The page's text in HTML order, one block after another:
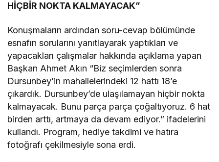
HİÇBİR NOKTA KALMAYACAK”
Konuşmaların ardından soru-cevap bölümünde
esnafın sorularını yanıtlayarak yaptıkları ve
yapacakları çalışmalar hakkında açıklama yapan
Başkan Ahmet Akın “Biz seçimlerden sonra
Dursunbey’in mahallelerindeki 12 hattı 18’e
çıkardık. Dursunbey’de ulaşılamayan hiçbir nokta
kalmayacak. Bunu parça parça çoğaltıyoruz. 6 hat
birden arttı, artmaya da devam ediyor.” ifadelerini
kullandı. Program, hediye takdimi ve hatıra
fotoğrafı çekilmesiyle sona erdi.